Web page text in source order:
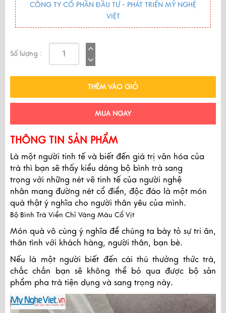
CÔNG TY CỔ PHẦN ĐẦU TƯ - PHÁT TRIỂN MỸ NGHỆ
VIỆT
Số lượng :
THÊM VÀO GIỎ
MUA NGAY
THÔNG TIN SẢN PHẨM
Là một người tinh tế và biết đến giá trị văn hóa của
trà thì bạn sẽ thấy kiểu dáng bộ bình trà sang
trọng với những nét vẽ tinh tế của người nghệ
nhân mang đường nét cổ điển, độc đáo là một món
quà thật ý nghĩa cho người thân yêu của mình.
Bộ Bình Trà Viền Chỉ Vàng Màu Cổ Vịt
Món quà vô cùng ý nghĩa để chúng ta bày tỏ sự tri ân,
thân tình với khách hàng, người thân, bạn bè.
Nếu là một người biết đến cái thú thưởng thức trà,
chắc chắn bạn sẽ không thể bỏ qua được bộ sản
phẩm pha trà tiện dụng và sang trọng này.